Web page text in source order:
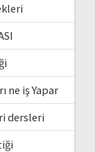
ne iş Yapar
dersleri